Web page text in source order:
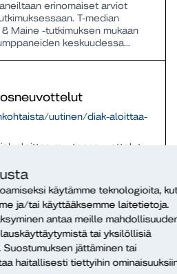
käytämme teknologioita,
ja/tai käyttääksemme laitetietoja.
antaa meille
tai yksilöllisiä
jättäminen tai
haitallisesti tiettyihin
erinomaiset arviot
T-median
Maine -tutkimuksen mukaan
keskuudessa...
uutinen/diak-aloittaa-
aloittaa muutosneuvottelut
muutosneuvottelut.
taloudellisilla, tuotannollisilla
johtuvilla perusteilla.
on koko henkilöstö eli